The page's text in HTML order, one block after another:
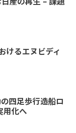
けるエヌビディ
四足歩行造船ロ
用化へ